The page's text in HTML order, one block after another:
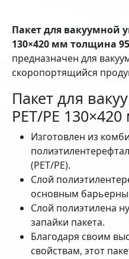
Пакет для вакуумной
130×420 мм толщина
предназначен для
скоропортящийся
Пакет для
PET/PE
Изготовлен из
(PET/PE).
Слой
основным
Слой полиэтилена
запайки пакета.
Благодаря своим
свойствам, этот